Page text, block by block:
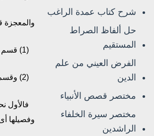
شرح كتاب عمدة الراغب
حل ألفاظ الصراط
المستقيم
الفرض العيني من علم
الدين
مختصر قصص الأنبياء
مختصر سيرة الخلفاء
الراشدين
(1) قسم يقع بعد اقتراح من الناس على من ادعى النبوة.
(2) وقسم يقع من غير اقتراح.
فالأول
وفصيلها أى